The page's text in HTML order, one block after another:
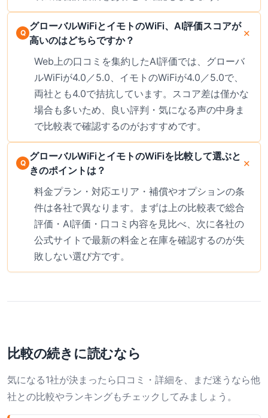
グローバルWiFiとイモトのWiFi、AI評価スコアが
高いのはどちらですか？
Web上の口コミを集約したAI評価では、グローバ
ルWiFiが4.0／5.0、イモトのWiFiが4.0／5.0で、
両社とも4.0で拮抗しています。スコア差は僅かな
場合も多いため、良い評判・気になる声の中身ま
で比較表で確認するのがおすすめです。
グローバルWiFiとイモトのWiFiを比較して選ぶと
きのポイントは？
料金プラン・対応エリア・補償やオプションの条
件は各社で異なります。まずは上の比較表で総合
評価・AI評価・口コミ内容を見比べ、次に各社の
公式サイトで最新の料金と在庫を確認するのが失
敗しない選び方です。
比較の続きに読むなら
気になる1社が決まったら口コミ・詳細を、まだ迷うなら他
社との比較やランキングもチェックしてみましょう。